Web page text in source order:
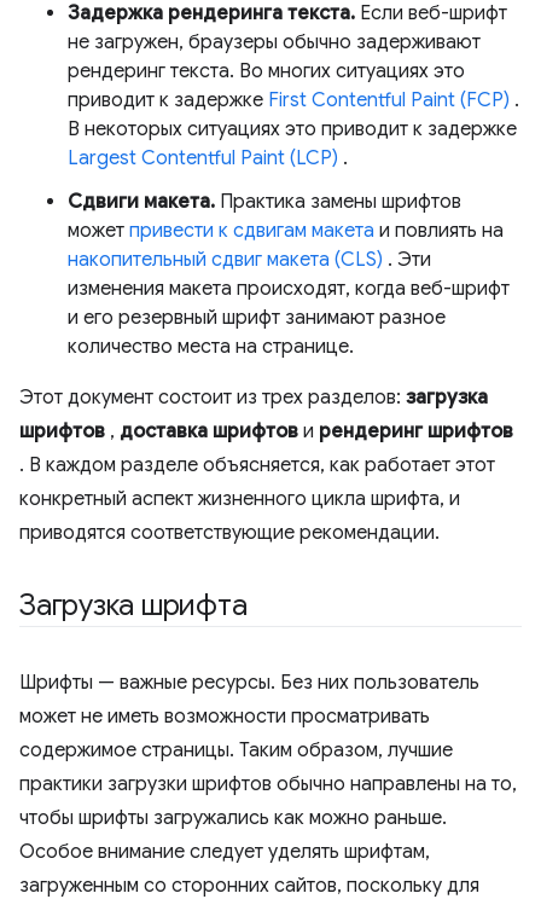
Задержка рендеринга текста. Если веб-шрифт
не загружен, браузеры обычно задерживают
рендеринг текста. Во многих ситуациях это
приводит к задержке First Contentful Paint (FCP) .
В некоторых ситуациях это приводит к задержке
Largest Contentful Paint (LCP) .
Сдвиги макета. Практика замены шрифтов
может привести к сдвигам макета и повлиять на
накопительный сдвиг макета (CLS) . Эти
изменения макета происходят, когда веб-шрифт
и его резервный шрифт занимают разное
количество места на странице.
Этот документ состоит из трех разделов: загрузка
шрифтов , доставка шрифтов и рендеринг шрифтов
. В каждом разделе объясняется, как работает этот
конкретный аспект жизненного цикла шрифта, и
приводятся соответствующие рекомендации.
Загрузка шрифта
Шрифты — важные ресурсы. Без них пользователь
может не иметь возможности просматривать
содержимое страницы. Таким образом, лучшие
практики загрузки шрифтов обычно направлены на то,
чтобы шрифты загружались как можно раньше.
Особое внимание следует уделять шрифтам,
загруженным со сторонних сайтов, поскольку для